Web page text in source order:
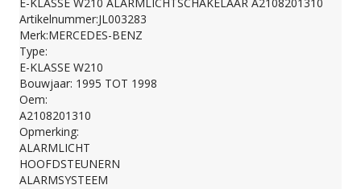
A2108201310
aantal
Artikelnummer:JL003283
Merk:MERCEDES-BENZ
Type:
E-KLASSE W210
Bouwjaar: 1995 TOT 1998
Oem:
A2108201310
Opmerking:
ALARMLICHT
HOOFDSTEUNERN
ALARMSYSTEEM